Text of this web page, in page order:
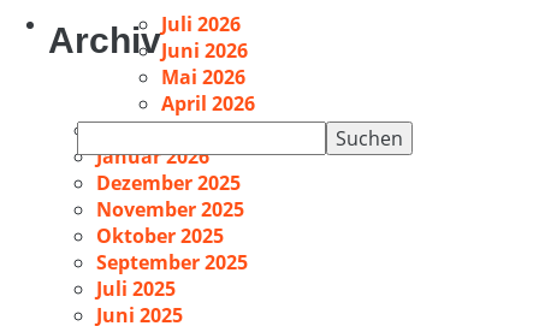
Suchen
nach:
ArchivJuli 2026
Juni 2026
Mai 2026
April 2026
Februar 2026
Januar 2026
Dezember 2025
November 2025
Oktober 2025
September 2025
Juli 2025
Juni 2025